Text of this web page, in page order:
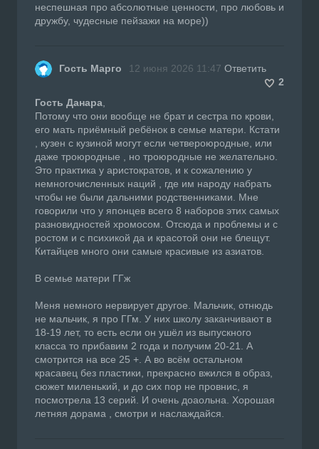
неспешная про абсолютные ценности, про любовь и
дружбу, чудесные пейзажи на море))
Гость Марго 12 июня 2026 11:47 Ответить
2
Гость Данара
Потому что они вообще не брат и сестра по крови,
его мать приёмный ребёнок в семье матери. Кстати
, кузен с кузиной могут если четвероюродные, или
даже троюродные , но троюродные не желательно.
Это практика у аристократов, и к сожалению у
немногочисленных наций , где им народу набрать
чтобы не были дальними родственниками. Мне
говорили что у японцев всего 8 наборов этих самых
разновидностей хромосом. Отсюда и проблемы и с
ростом и с психикой да и красотой они не блещут.
Китайцев много они самые красивые из азиатов.
В семье матери ГГж
Меня немного нервирует другое. Мальчик, отнюдь
не мальчик, я про ГГм. У них школу заканчивают в
18-19 лет, то есть если он ушёл из выпускного
класса то прибавим 2 года и получим 20-21. А
смотрится на все 25 +. А во всём остальном
красавец без пластики, прекрасно вжился в образ,
сюжет миленький, и до сих пор не провнис, я
посмотрела 13 серий. И очень доаольна. Хорошая
летняя дорама , смотри и наслаждайся.